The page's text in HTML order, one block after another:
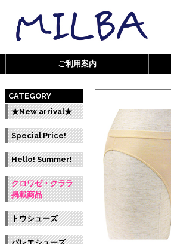
ご利用案内
CATEGORY
★New arrival★
Special Price!
Hello! Summer!
クロワゼ・クララ
掲載商品
トウシューズ